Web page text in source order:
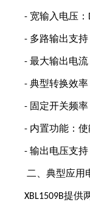
- 宽输入电压：
- 多路输出支持
- 最大输出电流
- 典型转换效率
- 固定开关频率
- 内置功能：使
- 输出电压支
二、典型应用
XBL1509B提供